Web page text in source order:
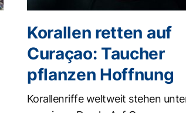
Korallen retten auf
Curaçao: Taucher
pflanzen Hoffnung
Korallenriffe weltweit stehen